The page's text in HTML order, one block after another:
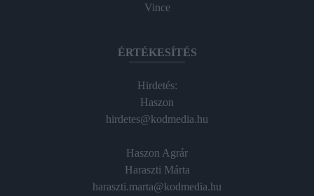
Vince
ÉRTÉKESÍTÉS
Hirdetés:
Haszon
hirdetes@kodmedia.hu
Haszon Agrár
Haraszti Márta
haraszti.marta@kodmedia.hu